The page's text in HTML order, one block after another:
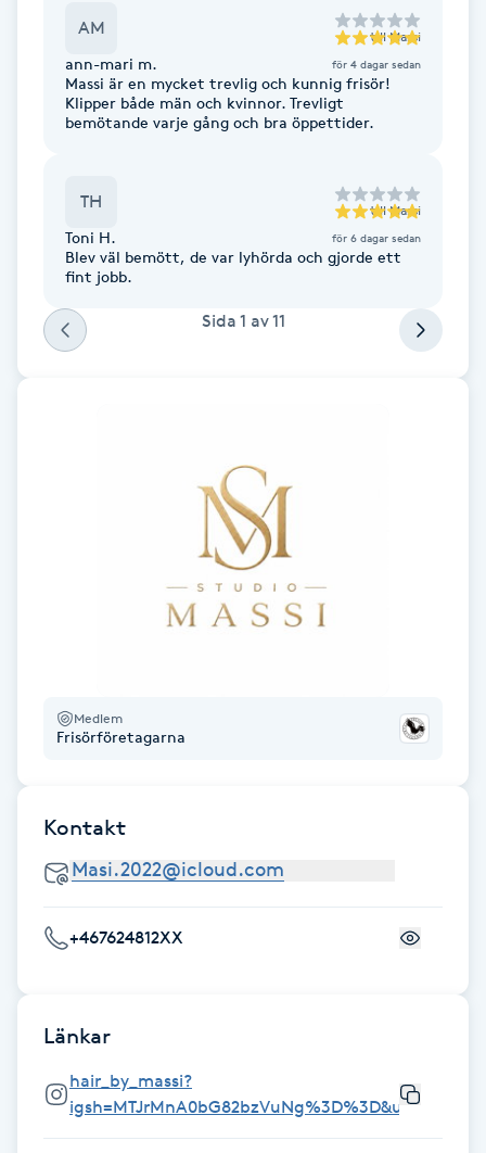
Fotsvamp
Fotvård
Fransborttagning
Fransfärgning
Fransförlängning
Fransförlängning Megavolym
Friskvårdsmassage
Funktionsanalys
Färgning
Föning
Gel naglar
Gelenaglar
AM till Massi
ann-mari m. för 4 dagar sedan
Massi är en mycket trevlig och kunnig frisör!
Klipper både män och kvinnor. Trevligt
bemötande varje gång och bra öppettider.
TH till Massi
Toni H. för 6 dagar sedan
Blev väl bemött, de var lyhörda och gjorde ett
fint jobb.
Sida 1 av11
Medlem
Frisörföretagarna
Kontakt
+467624812XX
Länkar
hair_by_massi?